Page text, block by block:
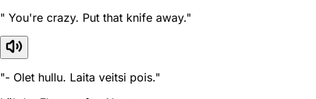
" You're crazy. Put that knife away."
"- Olet hullu. Laita veitsi pois."